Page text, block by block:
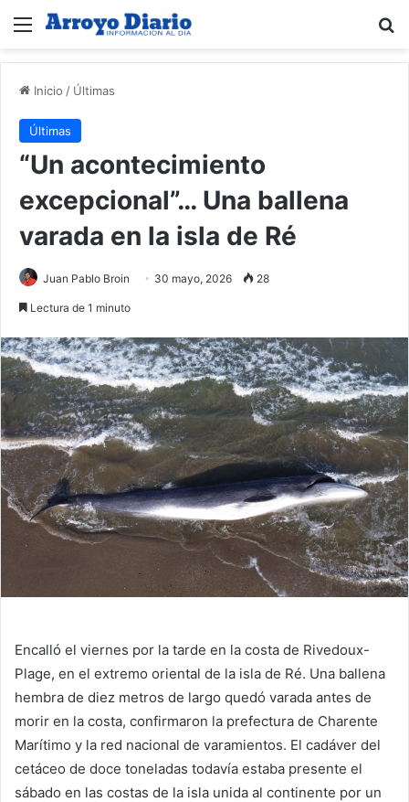
Menú
Inicio / Últimas
Últimas
“Un acontecimiento
excepcional”… Una ballena
varada en la isla de Ré
Juan Pablo Broin 30 mayo, 2026 28
Lectura de 1 minuto
Encalló el viernes por la tarde en la costa de Rivedoux-
Plage, en el extremo oriental de la isla de Ré. Una ballena
hembra de diez metros de largo quedó varada antes de
morir en la costa, confirmaron la prefectura de Charente
Marítimo y la red nacional de varamientos. El cadáver del
cetáceo de doce toneladas todavía estaba presente el
sábado en las costas de la isla unida al continente por un